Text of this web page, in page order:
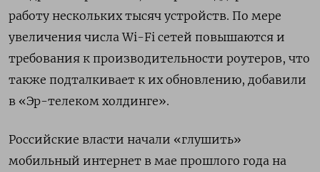
работу нескольких тысяч устройств. По мере
увеличения числа Wi-Fi сетей повышаются и
требования к производительности роутеров, что
также подталкивает к их обновлению, добавили
в «Эр-телеком холдинге».
Российские власти начали «глушить»
мобильный интернет в мае прошлого года на